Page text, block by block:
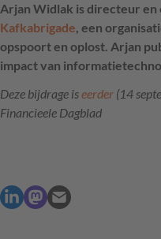
Arjan Widlak is directeur
Kafkabrigade, een
opspoort en oplost. Arjan
impact van
Deze bijdrage iseerder (14
Financieele Dagblad